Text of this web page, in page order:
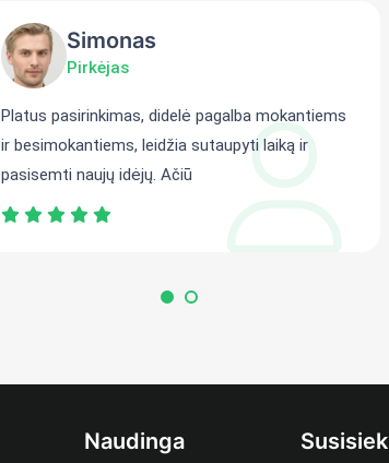
Simonas
Pirkėjas
Platus pasirinkimas, didelė pagalba mokantiems
ir besimokantiems, leidžia sutaupyti laiką ir
pasisemti naujų idėjų. Ačiū
Naudinga Susisiek